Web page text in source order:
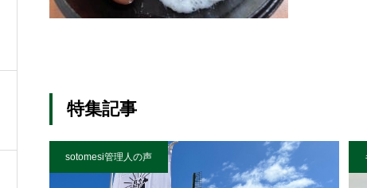
特集記事
sotomesi管理人の声